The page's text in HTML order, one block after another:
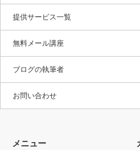
提供サービス一覧
無料メール講座
ブログの執筆者
お問い合わせ
メニュー